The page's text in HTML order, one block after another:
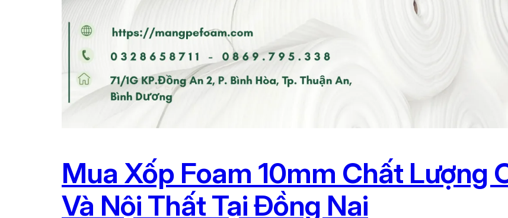
Mua Xốp Foam 10mm Chất Lượng
Và Nội Thất Tại Đồng Nai